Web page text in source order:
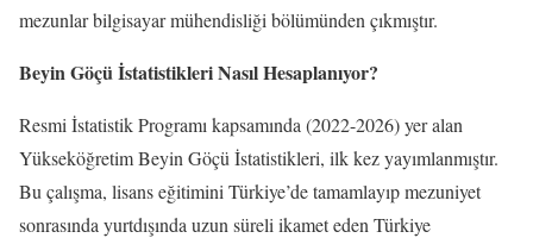
mezunlar bilgisayar mühendisliği bölümünden çıkmıştır.
Beyin Göçü İstatistikleri Nasıl Hesaplanıyor?
Resmi İstatistik Programı kapsamında (2022-2026) yer alan
Yükseköğretim Beyin Göçü İstatistikleri, ilk kez yayımlanmıştır.
Bu çalışma, lisans eğitimini Türkiye’de tamamlayıp mezuniyet
sonrasında yurtdışında uzun süreli ikamet eden Türkiye